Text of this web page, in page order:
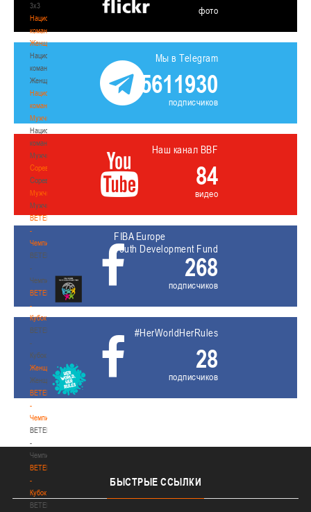
3х3
Национальная
команда.
Женщины
Национальная
команда.
Женщины
Национальная
команда.
Мужчины
Национальная
команда.
Мужчины
Соревнования
Соревнования
Мужчины
Мужчины
BETERA
-
Чемпионат
BETERA
-
Чемпионат
BETERA
-
Кубок
BETERA
-
Кубок
Женщины
Женщины
BETERA
-
Чемпионат
BETERA
-
Чемпионат
BETERA
-
Кубок
BETERA
фото
Мы в Telegram
5611930
подписчиков
Наш канал BBF
84
видео
FIBA Europe
Youth Development Fund
268
подписчиков
#HerWorldHerRules
28
подписчиков
БЫСТРЫЕ ССЫЛКИ